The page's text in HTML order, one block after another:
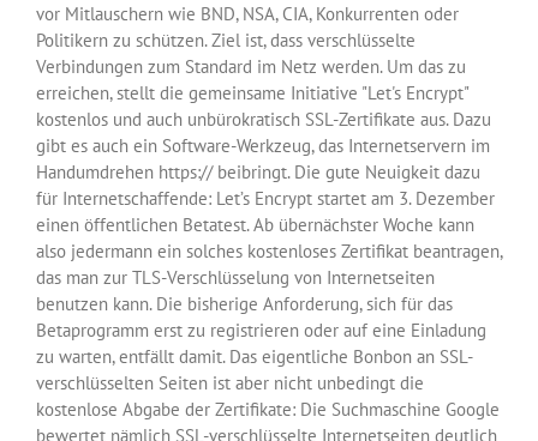
vor Mitlauschern wie BND, NSA, CIA, Konkurrenten oder
Politikern zu schützen. Ziel ist, dass verschlüsselte
Verbindungen zum Standard im Netz werden. Um das zu
erreichen, stellt die gemeinsame Initiative "Let's Encrypt"
kostenlos und auch unbürokratisch SSL-Zertifikate aus. Dazu
gibt es auch ein Software-Werkzeug, das Internetservern im
Handumdrehen https:// beibringt. Die gute Neuigkeit dazu
für Internetschaffende: Let’s Encrypt startet am 3. Dezember
einen öffentlichen Betatest. Ab übernächster Woche kann
also jedermann ein solches kostenloses Zertifikat beantragen,
das man zur TLS-Verschlüsselung von Internetseiten
benutzen kann. Die bisherige Anforderung, sich für das
Betaprogramm erst zu registrieren oder auf eine Einladung
zu warten, entfällt damit. Das eigentliche Bonbon an SSL-
verschlüsselten Seiten ist aber nicht unbedingt die
kostenlose Abgabe der Zertifikate: Die Suchmaschine Google
bewertet nämlich SSL-verschlüsselte Internetseiten deutlich